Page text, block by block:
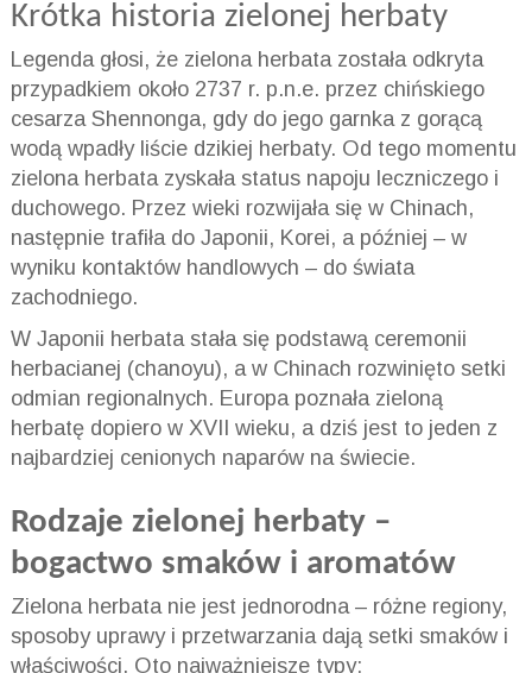
Krótka historia zielonej herbaty
Legenda głosi, że zielona herbata została odkryta
przypadkiem około 2737 r. p.n.e. przez chińskiego
cesarza Shennonga, gdy do jego garnka z gorącą
wodą wpadły liście dzikiej herbaty. Od tego momentu
zielona herbata zyskała status napoju leczniczego i
duchowego. Przez wieki rozwijała się w Chinach,
następnie trafiła do Japonii, Korei, a później – w
wyniku kontaktów handlowych – do świata
zachodniego.
W Japonii herbata stała się podstawą ceremonii
herbacianej (chanoyu), a w Chinach rozwinięto setki
odmian regionalnych. Europa poznała zieloną
herbatę dopiero w XVII wieku, a dziś jest to jeden z
najbardziej cenionych naparów na świecie.
Rodzaje zielonej herbaty –
bogactwo smaków i aromatów
Zielona herbata nie jest jednorodna – różne regiony,
sposoby uprawy i przetwarzania dają setki smaków i
właściwości. Oto najważniejsze typy: